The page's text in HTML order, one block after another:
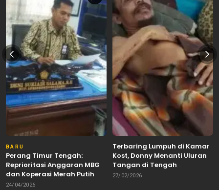
BARU
Perang Timur Tengah:
Reprioritasi Anggaran MBG
dan Koperasi Merah Putih
24/04/2026
Terbaring Lumpuh di Kamar
Kost, Donny Menanti Uluran
Tangan di Tengah
Keterbatasan
27/02/2026